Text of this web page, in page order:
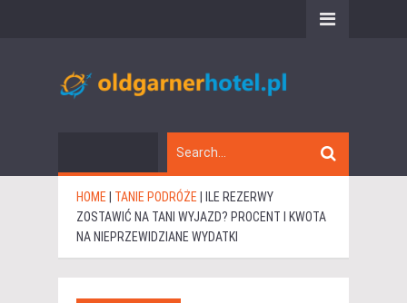
HOME TANIE PODRÓŻE
ILE REZERWY
ZOSTAWIĆ NA TANI WYJAZD? PROCENT I KWOTA
NA NIEPRZEWIDZIANE WYDATKI